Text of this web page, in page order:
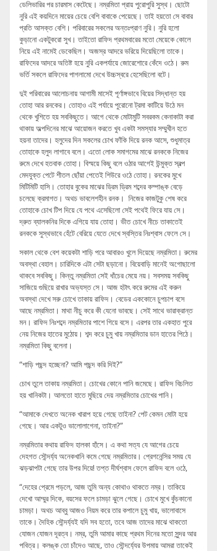
ডেলিভারির পর চারমাস কেটেছে। নম্রমিতা প্রায় পুরোপুরি সুস্থ। ছোটো
নুরি এই কয়দিনে মায়ের চেয়ে বেশি বাবাকে পেয়েছে। তাই হয়তো সে বাবার
প্রতি আসক্ত বেশি। পরিবারের সকলের অন্তঃপ্রাণ নুরি। নুরি হলো
কুড়ানো একটুকরো সুখ। তাইতো রাফিদ প্রথমবারের মতো মেয়েকে কোলে
নিয়ে এই নামেই ডেকেছিল। অজস্র আদরে ভরিয়ে দিয়েছিলো তাকে।
রাফিদের আদরে অতিষ্ট হয়ে নুরি একপর্যায়ে জোরেশোরে কেঁদে ওঠে। রুম
ভর্তি সকলে রাফিদের পাগলামো দেখে উচ্চস্বরে হেসেছিলো বটে।
দুই পরিবারের আলোচনায় আগামী মাসেই পূর্ণাঙ্গভাবে বিয়ের সিদ্ধান্ত হয়
তোহা আর রনকের। তোহাও এই পর্যায়ে পুরোনো ট্রমা কাটিয়ে উঠে মন
থেকে খুশিতে হয় সবকিছুতে। আগে থেকে মোটামুটি সবরকম কেনাকাটা করা
থাকায় অল্পদিনের মাঝে আয়োজন করতে খুব একটা সমস্যার সম্মুখীন হতে
হয়না তাদের। হলুদের দিন সকলের চোখ ফাঁকি দিয়ে রনক আসে, শুধুমাত্র
তোহাকে হলুদ লাগাবে বলে। এতো লোক সমাগমের মাঝে রনককে নিজের
রুমে দেখে হতবাক তোহা। বিস্ময়ে কিছু বলে ওঠার আগেই উন্মুক্ত স্বল্প
মেদযুক্ত পেটে শীতল ছোঁয়া পেতেই শিউরে ওঠে তোহা। রনকের মুখে
মিটিমিটি হাসি। তোহার বুকের মাঝের ড্রিম ড্রিম শব্দের কম্পাঙ্ক বেড়ে
চলেছে ক্রমাগত। অথচ ভাবলেশহীন রনক। নিজের কাজটুকু শেষ করে
তোহাকে চোখ টিপ দিয়ে যে পথে এসেছিলো সেই পথেই ফিরে যায় সে।
দ্রুত ব্যালকনির দিকে এগিয়ে যায় তোহা। ভীত চোখে নীচে তাকাতেই
রনককে সুস্থভাবে হেঁটে বেরিয়ে যেতে দেখে স্বস্তির নিঃশ্বাস ফেলে সে।
সকাল থেকে বেশ কয়েকটা শাড়ি পরে আবারও খুলে দিয়েছে নম্রমিতা। রুমের
অবস্থা বেহাল। চারিদিকে এটা সেটা ছড়ানো। বিয়েবাড়ি মানেই অগোছালো
থাকবে সবকিছু। কিন্তু নম্রমিতা সেই ধাঁচের মেয়ে নয়। সবসময় সবকিছু
সাজিয়ে গুছিয়ে রাখার অভ্যস্ত সে। আজ হটাৎ করে রুমের এই করুন
অবস্থা দেখে সরু চোখে তাকায় রাফিদ। বেডের এককোনে চুপচাপ বসে
আছে নম্রমিতা। মাথা নীচু করে কী যেনো ভাবছে। সেই সাথে ভারাক্রান্ত
মন। রাফিদ নিঃশব্দে নম্রমিতার পাশে গিয়ে বসে। এরপর তার একহাত পুরে
নেয় নিজের হাতের মুঠোয়। শব্দ করে চুমু খায় নম্রমিতার ডান হাতের পিঠে।
নম্রমিতা কিছু বলেনা।
“শাড়ি পছন্দ হচ্ছেনা? আমি পছন্দ করি দিই?”
চোখ তুলে তাকায় নম্রমিতা। চোখের কোনে পানি জমেছে। রাফিদ বিচলিত
হয় খানিকটা। আলতো হাতে মুছিয়ে দেয় নম্রমিতার চোখের পানি।
“আমাকে দেখতে অনেক খারাপ হয়ে গেছে তাইনা? পেট কেমন মোটা হয়ে
গেছে। আর একটুও ভালোলাগেনা, তাইনা?”
নম্রমিতার কথায় রাফিদ হালকা হাঁসে। এ কথা সত্য যে আগের চেয়ে
দেহগত সৌন্দর্য্য অনেকখানি কমে গেছে নম্রমিতার। প্রেগনেন্সির সময় যে
ঝড়ঝাপটা গেছে তার উপর দিয়ে! তপ্ত দীর্ঘশ্বাস ফেলে রাফিদ বলে ওঠে,
“দেহের প্রেমে পড়লে, আজ তুমি অন্য কোথাও থাকতে নম্র। তাকিয়ে
দেখো আম্মুর দিকে, বয়সের ফলে চামড়া ঝুলে গেছে। চোখে মুখে কুঁচকানো
চামড়া। অথচ আব্বু আজও নিয়ম করে তার কপালে চুমু খায়, ভালোবাসে
তাকে। দৈহিক সৌন্দর্য্যই যদি সব হতো, তবে আজ তাদের মাঝে থাকতো
যোজন যোজন দূরত্ব। নম্র, তুমি আমার কাছে প্রথম দিনের মতো সুন্দর আর
পবিত্র। কলঙ্ক তো চাঁদেও আছে, তাও সৌন্দর্য্যের উপমায় আমরা তাকেই